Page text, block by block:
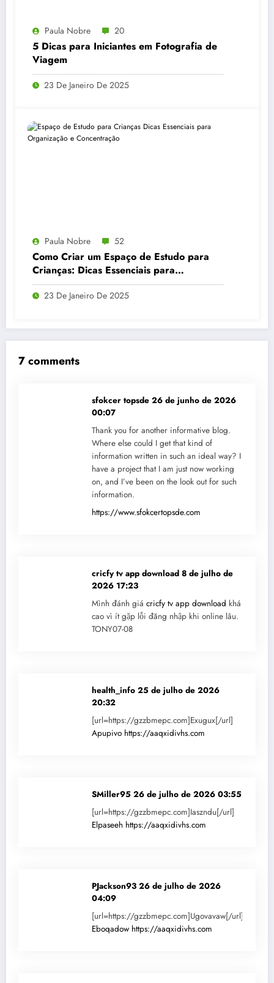
Paula Nobre 20
5 Dicas para Iniciantes em Fotografia de
Viagem
23 De Janeiro De 2025
Paula Nobre 52
Como Criar um Espaço de Estudo para
Crianças: Dicas Essenciais para
Organização e Concentração
23 De Janeiro De 2025
7 comments
sfokcer topsde 26 de junho de 2026
00:07
Thank you for another informative blog.
Where else could I get that kind of
information written in such an ideal way? I
have a project that I am just now working
on, and I’ve been on the look out for such
information.
https://www.sfokcertopsde.com
cricfy tv app download 8 de julho de
2026 17:23
Mình đánh giá cricfy tv app download khá
cao vì ít gặp lỗi đăng nhập khi online lâu.
TONY07-08
health_info 25 de julho de 2026
20:32
[url=https://gzzbmepc.com]Exugux[/url]
Apupivo https://aaqxidivhs.com
SMiller95 26 de julho de 2026 03:55
[url=https://gzzbmepc.com]Iaszndu[/url]
Elpaseeh https://aaqxidivhs.com
PJackson93 26 de julho de 2026
04:09
[url=https://gzzbmepc.com]Ugovavaw[/url]
Eboqadow https://aaqxidivhs.com